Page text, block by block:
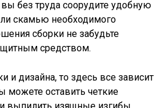
без труда соорудите удобную
скамью необходимого
сборки не забудьте
средством.
и дизайна, то здесь все зависит
можете оставить четкие